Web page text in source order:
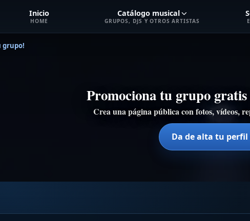
Inicio
HOME
Catálogo musical
GRUPOS, DJS Y OTROS ARTISTAS
grupo!
Promociona tu grupo
Crea una página pública con fotos, vídeos,
Da de alta tu